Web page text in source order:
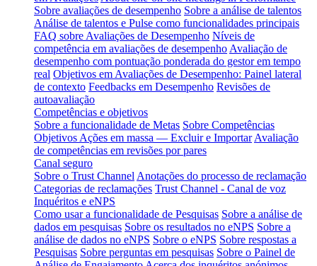
Sobre avaliações de desempenho Sobre a análise de talentos
Análise de talentos e Pulse como funcionalidades principais
FAQ sobre Avaliações de Desempenho Níveis de
competência em avaliações de desempenho Avaliação de
desempenho com pontuação ponderada do gestor em tempo
real Objetivos em Avaliações de Desempenho: Painel lateral
de contexto Feedbacks em Desempenho Revisões de
autoavaliação
Competências e objetivos
Sobre a funcionalidade de Metas Sobre Competências
Objetivos Ações em massa — Excluir e Importar Avaliação
de competências em revisões por pares
Canal seguro
Sobre o Trust Channel Anotações do processo de reclamação
Categorias de reclamações Trust Channel - Canal de voz
Inquéritos e eNPS
Como usar a funcionalidade de Pesquisas Sobre a análise de
dados em pesquisas Sobre os resultados no eNPS Sobre a
análise de dados no eNPS Sobre o eNPS Sobre respostas a
Pesquisas Sobre perguntas em pesquisas Sobre o Painel de